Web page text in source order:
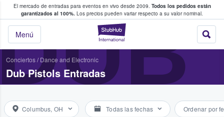
El mercado de entradas para eventos en vivo desde 2009. Todos los pedidos están
garantizados al 100%. Los precios pueden variar respecto a su valor nominal.
StubHub:
Menú
y venta de entradas entre fans
Conciertos/ Dance and Electronic
Dub Pistols Entradas
Columbus, OH Todas las fechas Ordenar por